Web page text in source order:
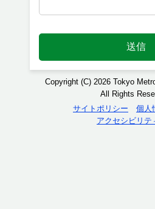
送信
Copyright (C) 2026 Tokyo
All Rights
サイトポリシー
個人
アクセシビリテ